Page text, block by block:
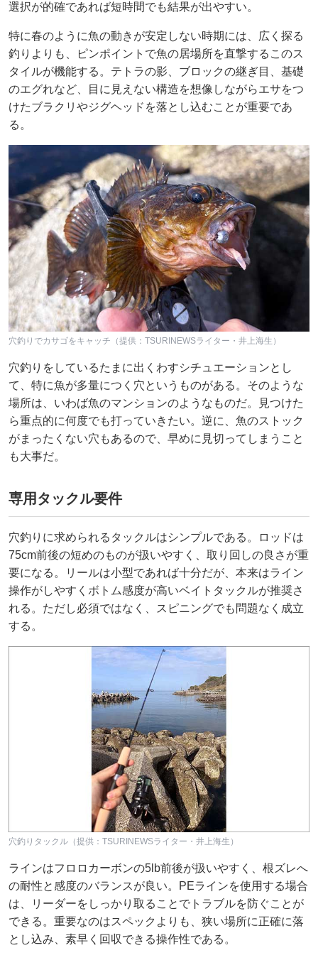
選択が的確であれば短時間でも結果が出やすい。
特に春のように魚の動きが安定しない時期には、広く探る
釣りよりも、ピンポイントで魚の居場所を直撃するこのス
タイルが機能する。テトラの影、ブロックの継ぎ目、基礎
のエグれなど、目に見えない構造を想像しながらエサをつ
けたブラクリやジグヘッドを落とし込むことが重要であ
る。
穴釣りでカサゴをキャッチ（提供：TSURINEWSライター・井上海生）
穴釣りをしているたまに出くわすシチュエーションとし
て、特に魚が多量につく穴というものがある。そのような
場所は、いわば魚のマンションのようなものだ。見つけた
ら重点的に何度でも打っていきたい。逆に、魚のストック
がまったくない穴もあるので、早めに見切ってしまうこと
も大事だ。
専用タックル要件
穴釣りに求められるタックルはシンプルである。ロッドは
75cm前後の短めのものが扱いやすく、取り回しの良さが重
要になる。リールは小型であれば十分だが、本来はライン
操作がしやすくボトム感度が高いベイトタックルが推奨さ
れる。ただし必須ではなく、スピニングでも問題なく成立
する。
穴釣りタックル（提供：TSURINEWSライター・井上海生）
ラインはフロロカーボンの5lb前後が扱いやすく、根ズレへ
の耐性と感度のバランスが良い。PEラインを使用する場合
は、リーダーをしっかり取ることでトラブルを防ぐことが
できる。重要なのはスペックよりも、狭い場所に正確に落
とし込み、素早く回収できる操作性である。